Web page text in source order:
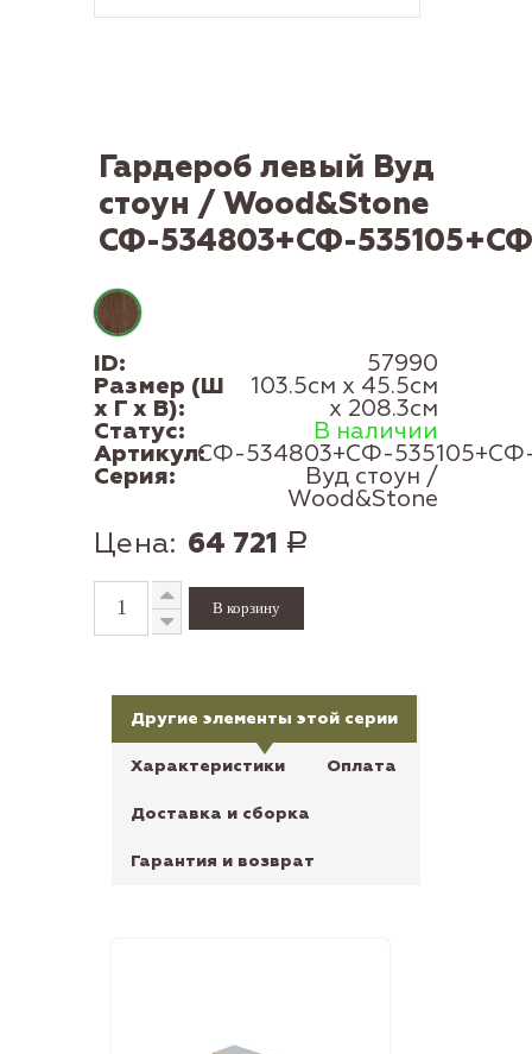
Гардероб левый Вуд
стоун / Wood&Stone
СФ-534803+СФ-
ID: 57990
Размер (Ш
x Г x В):
103.5см x 45.5см
x 208.3см
Статус: В наличии
Артикул:СФ-534803+СФ-535105+СФ-
Серия: Вуд стоун /
Wood&Stone
Цена: 64 721 Р
Другие элементы этой серии
Характеристики Оплата
Доставка и сборка
Гарантия и возврат